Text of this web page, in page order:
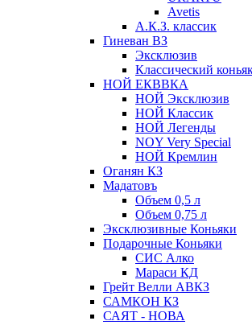
Avetis
А.К.З. классик
Гиневан ВЗ
Эксклюзив
Классический
НОЙ ЕКВВКА
НОЙ Эксклюзив
НОЙ Классик
НОЙ Легенды
NOY Very Speсial
НОЙ Кремлин
Оганян КЗ
Мадатовъ
Объем 0,5 л
Объем 0,75 л
Эксклюзивные Коньяки
Подарочные Коньяки
СИС Алко
Мараси КД
Грейт Велли АВКЗ
САМКОН КЗ
САЯТ - НОВА